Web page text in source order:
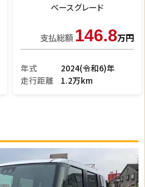
ベースグレード
支払総額153.9万円
年式
2026(令和8)年
走行距離
2km